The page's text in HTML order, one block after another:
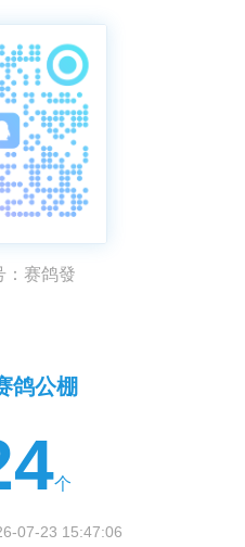
：赛鸽發
鸽公棚
个
07-23 15:47:06